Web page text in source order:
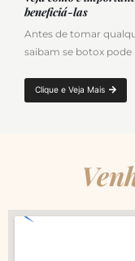
beneficiá-las
Antes de tomar
saibam se botox pode
Clique e Veja Mais